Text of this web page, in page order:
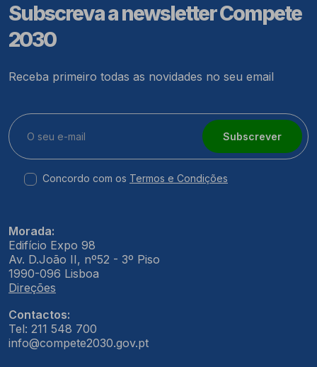
Subscreva a newsletter Compete
2030
Receba primeiro todas as novidades no seu email
Subscrever
Concordo com os Termos e Condições
Morada:
Edifício Expo 98
Av. D.João II, nº52 - 3º Piso
1990-096 Lisboa
Direções
Contactos:
Tel: 211 548 700
info@compete2030.gov.pt